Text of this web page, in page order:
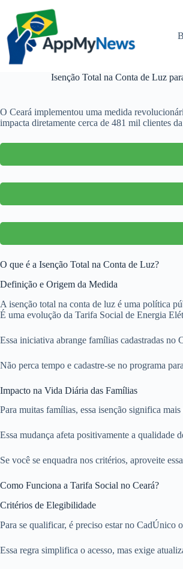
conteúdo
Isenção Total na Conta de Luz
O Ceará implementou uma medida
impacta diretamente cerca de 481 mil clientes
O que é a Isenção Total na Conta de Luz?
Definição e Origem da Medida
A isenção total na conta de luz é uma política
É uma evolução da Tarifa Social de Energia
Essa iniciativa abrange famílias cadastradas no
Não perca tempo e cadastre-se no programa
Impacto na Vida Diária das Famílias
Para muitas famílias, essa isenção significa
Essa mudança afeta positivamente a qualidade
Se você se enquadra nos critérios, aproveite
Como Funciona a Tarifa Social no Ceará?
Critérios de Elegibilidade
Para se qualificar, é preciso estar no CadÚnico
Essa regra simplifica o acesso, mas exige